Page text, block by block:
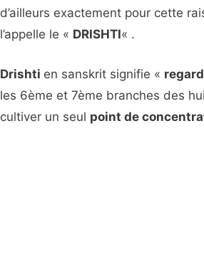
d’ailleurs exactement pour cette
l’appelle le « DRISHTI« .
Drishti en sanskrit signifie « regard
les 6ème et 7ème branches des
cultiver un seul point de